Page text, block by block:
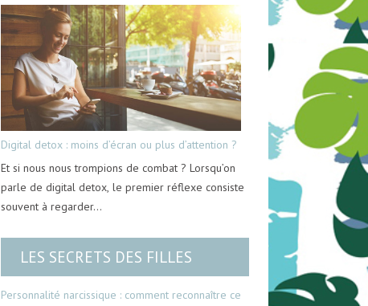
Digital detox : moins d’écran ou plus d’attention ?
Et si nous nous trompions de combat ? Lorsqu’on
parle de digital detox, le premier réflexe consiste
souvent à regarder…
LES SECRETS DES FILLES
Personnalité narcissique : comment reconnaître ce